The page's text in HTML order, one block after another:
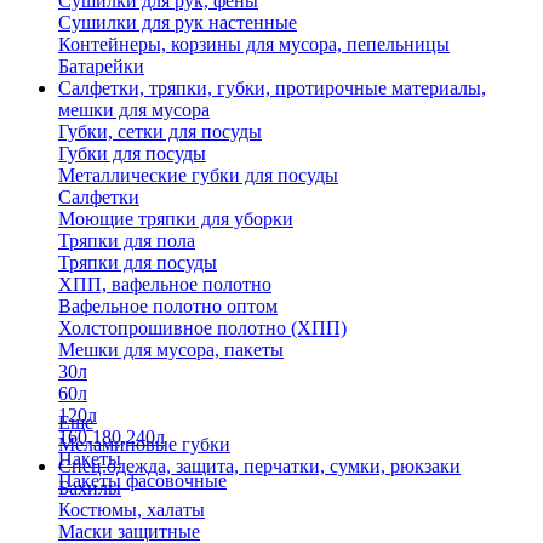
Сушилки для рук настенные
Контейнеры, корзины для мусора, пепельницы
Батарейки
Салфетки, тряпки, губки, протирочные материалы,
мешки для мусора
Губки, сетки для посуды
Губки для посуды
Металлические губки для посуды
Салфетки
Моющие тряпки для уборки
Тряпки для пола
Тряпки для посуды
ХПП, вафельное полотно
Вафельное полотно оптом
Холстопрошивное полотно (ХПП)
Мешки для мусора, пакеты
30л
60л
120л
160,180,240л
Пакеты
Пакеты фасовочные
Еще
Меламиновые губки
Спец.одежда, защита, перчатки, сумки, рюкзаки
Бахилы
Костюмы, халаты
Маски защитные